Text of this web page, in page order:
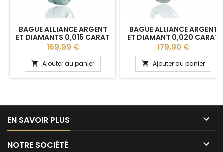
BAGUE ALLIANCE ARGENT
ET DIAMANTS 0,015 CARAT
"LORELEI" POUR FEMME
Prix
169,99 €
 Ajouter au panier
BAGUE ALLIANCE ARGENT
ET DIAMANT 0,020 CARAT
"AALIAH" POUR FEMME
Prix
179,90 €
 Ajouter au panier
EN SAVOIR PLUS 
NOTRE SOCIÉTÉ 